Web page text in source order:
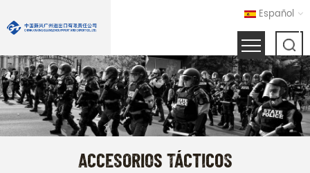
Español
ACCESORIOS TÁCTICOS